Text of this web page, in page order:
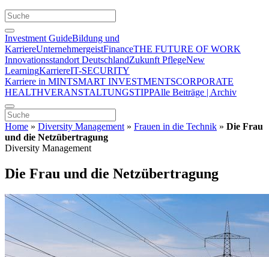
Investment GuideBildung und
KarriereUnternehmergeistFinanceTHE FUTURE OF WORK
Innovationsstandort DeutschlandZukunft PflegeNew
LearningKarriereIT-SECURITY
Karriere in MINTSMART INVESTMENTSCORPORATE
HEALTHVERANSTALTUNGSTIPPAlle Beiträge | Archiv
Home » Diversity Management » Frauen in die Technik » Die Frau
und die Netzübertragung
Diversity Management
Die Frau und die Netzübertragung